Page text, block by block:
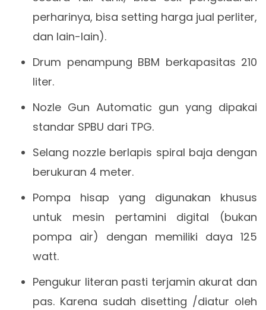
perharinya, bisa setting harga jual perliter,
dan lain-lain).
Drum penampung BBM berkapasitas 210
liter.
Nozle Gun Automatic gun yang dipakai
standar SPBU dari TPG.
Selang nozzle berlapis spiral baja dengan
berukuran 4 meter.
Pompa hisap yang digunakan khusus
untuk mesin pertamini digital (bukan
pompa air) dengan memiliki daya 125
watt.
Pengukur literan pasti terjamin akurat dan
pas. Karena sudah disetting /diatur oleh